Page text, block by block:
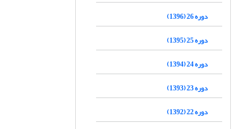
دوره 26 (1396)
دوره 25 (1395)
دوره 24 (1394)
دوره 23 (1393)
دوره 22 (1392)